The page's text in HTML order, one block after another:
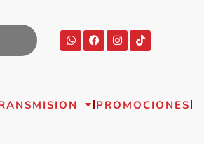
PROMOCIONES